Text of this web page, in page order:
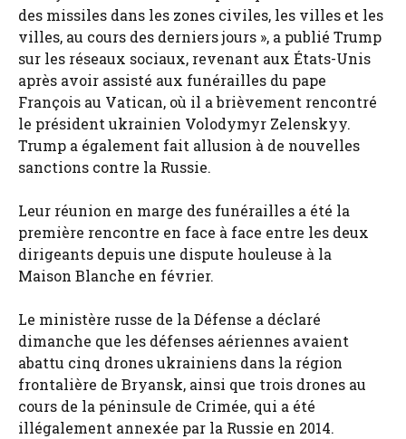
des missiles dans les zones civiles, les villes et les
villes, au cours des derniers jours », a publié Trump
sur les réseaux sociaux, revenant aux États-Unis
après avoir assisté aux funérailles du pape
François au Vatican, où il a brièvement rencontré
le président ukrainien Volodymyr Zelenskyy.
Trump a également fait allusion à de nouvelles
sanctions contre la Russie.
Leur réunion en marge des funérailles a été la
première rencontre en face à face entre les deux
dirigeants depuis une dispute houleuse à la
Maison Blanche en février.
Le ministère russe de la Défense a déclaré
dimanche que les défenses aériennes avaient
abattu cinq drones ukrainiens dans la région
frontalière de Bryansk, ainsi que trois drones au
cours de la péninsule de Crimée, qui a été
illégalement annexée par la Russie en 2014.